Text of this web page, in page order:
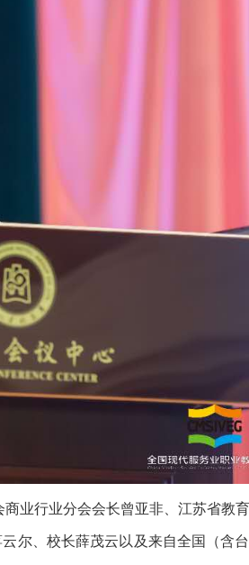
业行业分会会长曾亚非、江苏省教
尔、校长薛茂云以及来自全国（含